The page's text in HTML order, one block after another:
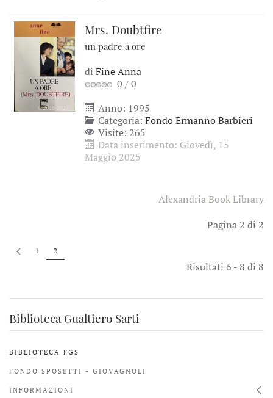
Mrs. Doubtfire
un padre a ore
di Fine Anna
0 /0
Anno: 1995
Categoria: Fondo Ermanno Barbieri
Visite: 265
Data inserimento: Giovedì, 15
Maggio 2025
Alexandria Book Library
Pagina 2 di 2
1 2
Risultati 6 - 8 di 8
Biblioteca Gualtiero Sarti
BIBLIOTECA FGS
FONDO SPOSETTI - GIOVAGNOLI
INFORMAZIONI